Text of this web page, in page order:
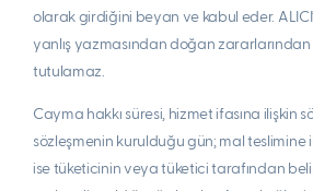
olarak girdiğini beyan ve kabul eder.
yanlış yazmasından doğan zararlarından
tutulamaz.
Cayma hakkı süresi, hizmet ifasına ilişkin
sözleşmenin kurulduğu gün; mal teslimine
ise tüketicinin veya tüketici tarafından